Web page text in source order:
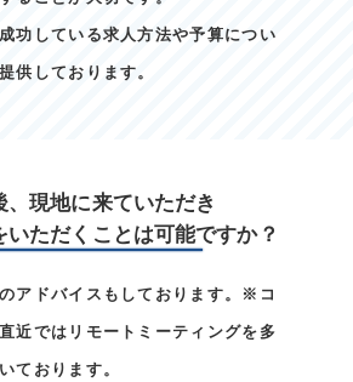
功している求人方法や予算につい
供しております。
、現地に来ていただき
いただくことは可能ですか？
アドバイスもしております。※コ
近ではリモートミーティングを多
ております。